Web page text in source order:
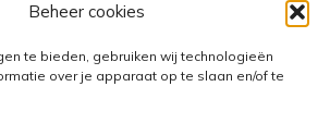
Beheer cookies
te bieden, gebruiken wij technologieën
over je apparaat op te slaan en/of te